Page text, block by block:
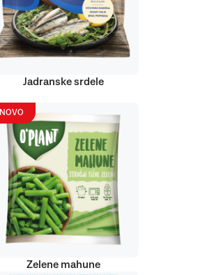
Jadranske srdele
NOVO
Zelene mahune